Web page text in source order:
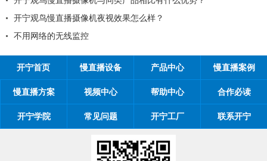
宁观鸟慢直播摄像机夜视效果怎么样？
用网络的无线监控
开宁首页 慢直播设备 产品中心 慢直播案例
慢直播方案 视频中心 帮助中心 合作必读
开宁学院 常见问题 开宁工厂 联系开宁